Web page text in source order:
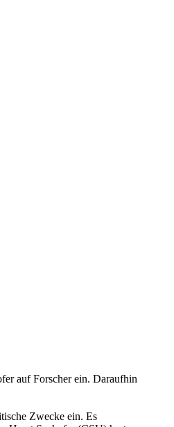
auf Forscher ein. Daraufhin
Zwecke ein. Es